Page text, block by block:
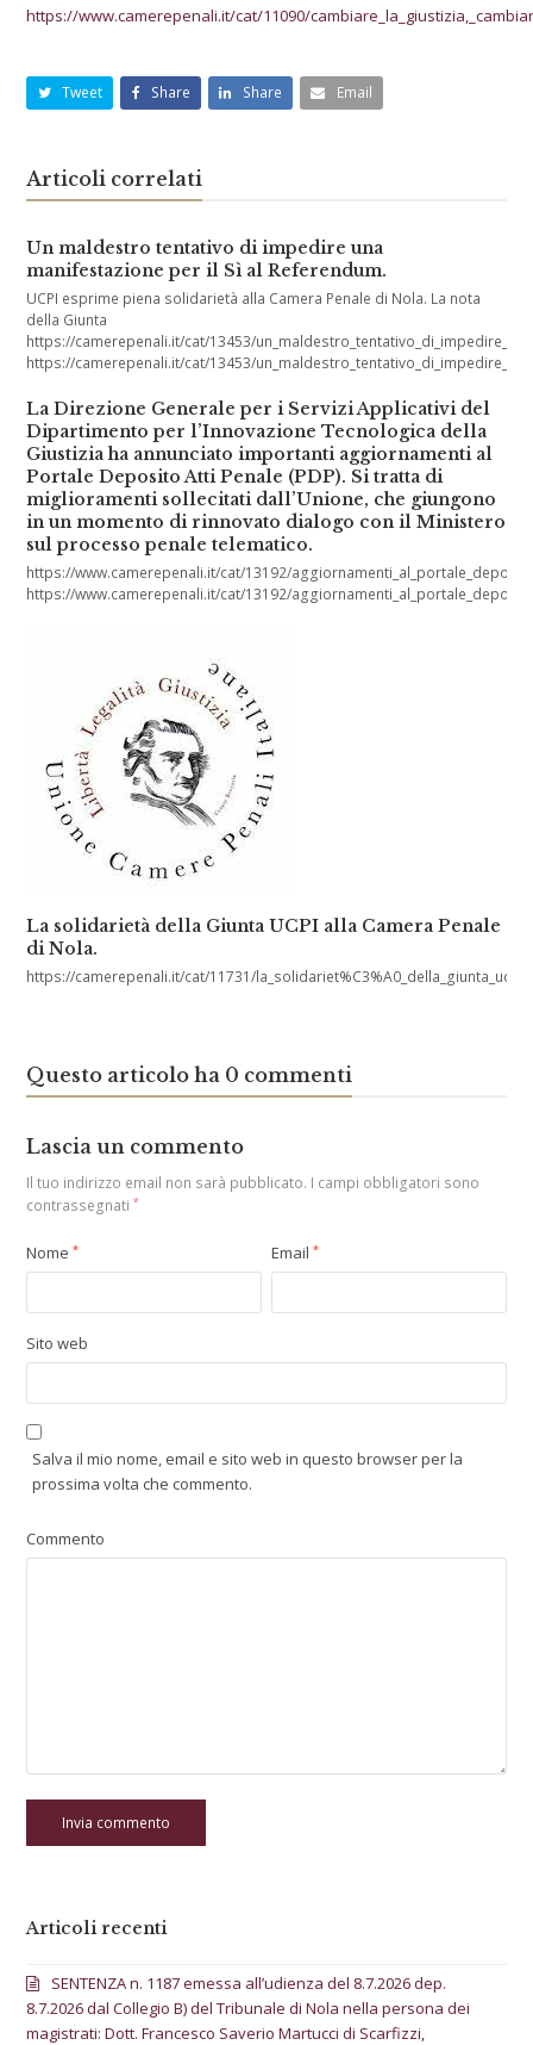
https://www.camerepenali.it/cat/11090/
Tweet Share Share Email
Articoli correlati
Un maldestro tentativo di impedire una
manifestazione per il Sì al Referendum.
UCPI esprime piena solidarietà alla Camera Penale di Nola. La nota
della Giunta
https://camerepenali.it/cat/13453/
https://camerepenali.it/cat/13453/
La Direzione Generale per i Servizi Applicativi del
Dipartimento per l’Innovazione Tecnologica della
Giustizia ha annunciato importanti aggiornamenti al
Portale Deposito Atti Penale (PDP). Si tratta di
miglioramenti sollecitati dall’Unione, che giungono
in un momento di rinnovato dialogo con il Ministero
sul processo penale telematico.
https://www.camerepenali.it/cat/13192/
https://www.camerepenali.it/cat/13192/
La solidarietà della Giunta UCPI alla Camera Penale
di Nola.
https://camerepenali.it/cat/11731/
Questo articolo ha 0 commenti
Lascia un commento
Il tuo indirizzo email non sarà pubblicato. I campi obbligatori sono
contrassegnati*
Nome* Email*
Sito web
Salva il mio nome, email e sito web in questo browser per la
prossima volta che commento.
Commento
Articoli recenti
SENTENZA n. 1187 emessa all’udienza del 8.7.2026 dep.
8.7.2026 dal Collegio B) del Tribunale di Nola nella persona dei
magistrati: Dott. Francesco Saverio Martucci di Scarfizzi,